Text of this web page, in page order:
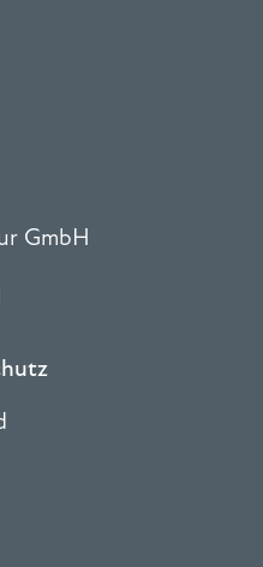
GmbH